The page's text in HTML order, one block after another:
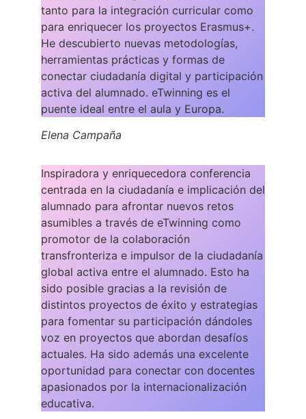
tanto para la integración curricular como
para enriquecer los proyectos Erasmus+.
He descubierto nuevas metodologías,
herramientas prácticas y formas de
conectar ciudadanía digital y participación
activa del alumnado. eTwinning es el
puente ideal entre el aula y Europa.
Elena Campaña
Inspiradora y enriquecedora conferencia
centrada en la ciudadanía e implicación del
alumnado para afrontar nuevos retos
asumibles a través de eTwinning como
promotor de la colaboración
transfronteriza e impulsor de la ciudadanía
global activa entre el alumnado. Esto ha
sido posible gracias a la revisión de
distintos proyectos de éxito y estrategias
para fomentar su participación dándoles
voz en proyectos que abordan desafíos
actuales. Ha sido además una excelente
oportunidad para conectar con docentes
apasionados por la internacionalización
educativa.